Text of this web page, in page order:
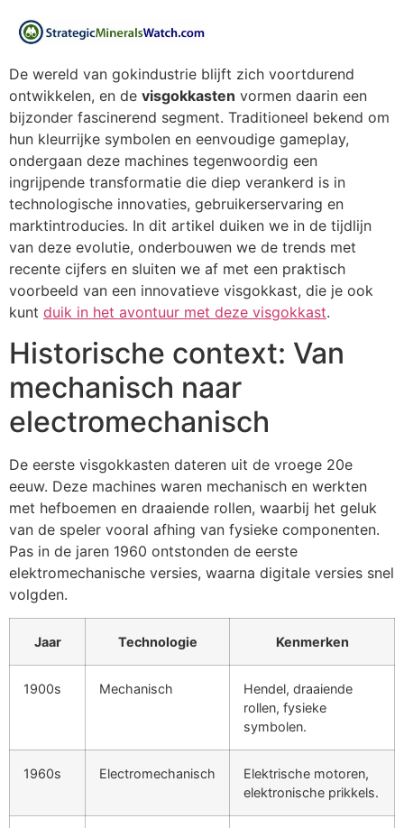
De wereld van gokindustrie blijft zich voortdurend
ontwikkelen, en de visgokkasten vormen daarin een
bijzonder fascinerend segment. Traditioneel bekend om
hun kleurrijke symbolen en eenvoudige gameplay,
ondergaan deze machines tegenwoordig een
ingrijpende transformatie die diep verankerd is in
technologische innovaties, gebruikerservaring en
marktintroducies. In dit artikel duiken we in de tijdlijn
van deze evolutie, onderbouwen we de trends met
recente cijfers en sluiten we af met een praktisch
voorbeeld van een innovatieve visgokkast, die je ook
kunt duik in het avontuur met deze visgokkast.
Historische context: Van
mechanisch naar
electromechanisch
De eerste visgokkasten dateren uit de vroege 20e
eeuw. Deze machines waren mechanisch en werkten
met hefboemen en draaiende rollen, waarbij het geluk
van de speler vooral afhing van fysieke componenten.
Pas in de jaren 1960 ontstonden de eerste
elektromechanische versies, waarna digitale versies snel
volgden.
Jaar Technologie Kenmerken
1900s Mechanisch
Hendel, draaiende
rollen, fysieke
symbolen.
1960s Electromechanisch
Elektrische motoren,
elektronische prikkels.